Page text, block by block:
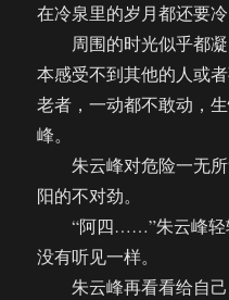
在冷泉里的岁月都还要冷
周围的时光似乎都凝
本感受不到其他的人或
老者，一动都不敢动，
峰。
朱云峰对危险一无所
阳的不对劲。
“阿四……”朱云峰轻
没有听见一样。
朱云峰再看看给自己